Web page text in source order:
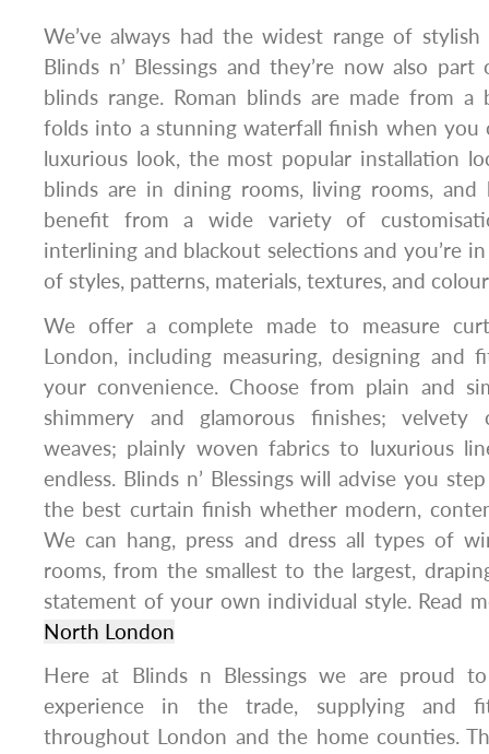
We’ve always had the widest range of
Blinds n’ Blessings and they’re now also
blinds range. Roman blinds are made from
folds into a stunning waterfall finish when you
luxurious look, the most popular installation
blinds are in dining rooms, living rooms, and
benefit from a wide variety of
interlining and blackout selections and you’re
of styles, patterns, materials, textures, and
We offer a complete made to measure
London, including measuring, designing and
your convenience. Choose from plain and
shimmery and glamorous finishes; velvety
weaves; plainly woven fabrics to luxurious
endless. Blinds n’ Blessings will advise you
the best curtain finish whether modern,
We can hang, press and dress all types of
rooms, from the smallest to the largest,
statement of your own individual style. Read
North London
Here at Blinds n Blessings we are proud
experience in the trade, supplying and
throughout London and the home counties.